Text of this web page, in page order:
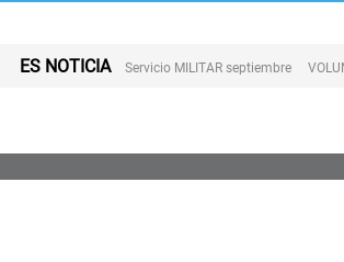
ES NOTICIA Servicio MILITAR septiembre